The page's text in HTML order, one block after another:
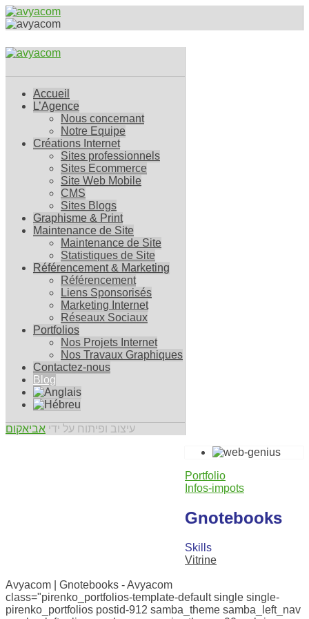
Accueil
L’Agence
Nous concernant
Notre Equipe
Créations Internet
Sites professionnels
Sites Ecommerce
Site Web Mobile
CMS
Sites Blogs
Graphisme & Print
Maintenance de Site
Maintenance de Site
Statistiques de Site
Référencement & Marketing
Référencement
Liens Sponsorisés
Marketing Internet
Réseaux Sociaux
Portfolios
Nos Projets Internet
Nos Travaux Graphiques
Contactez-nous
Blog
עיצוב ופיתוח על ידי אביאקום
Portfolio
Infos-impots
Gnotebooks
Skills
Vitrine
Avyacom | Gnotebooks - Avyacom
class="pirenko_portfolios-template-default single single-
pirenko_portfolios postid-912 samba_theme samba_left_nav